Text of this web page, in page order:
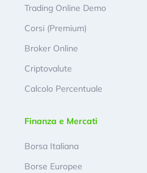
Trading Online Demo
Corsi (Premium)
Broker Online
Criptovalute
Calcolo Percentuale
Finanza e Mercati
Borsa Italiana
Borse Europee